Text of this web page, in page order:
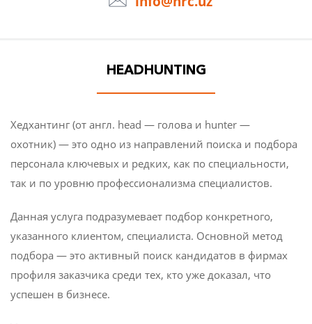
Кадровый консалтинг
О КОМПАНИИ
СТАТЬИ
НОВОСТИ
КОНТАКТЫ
HEADHUNTING
Хедхантинг (от англ. head — голова и hunter —
охотник) — это одно из направлений поиска и подбора
персонала ключевых и редких, как по специальности,
так и по уровню профессионализма специалистов.
Данная услуга подразумевает подбор конкретного,
указанного клиентом, специалиста. Основной метод
подбора — это активный поиск кандидатов в фирмах
профиля заказчика среди тех, кто уже доказал, что
успешен в бизнесе.